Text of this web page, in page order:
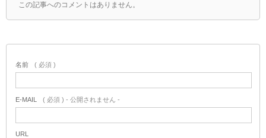
この記事へのコメントはありません。
名前 ( 必須 )
E-MAIL ( 必須 ) - 公開されません -
URL